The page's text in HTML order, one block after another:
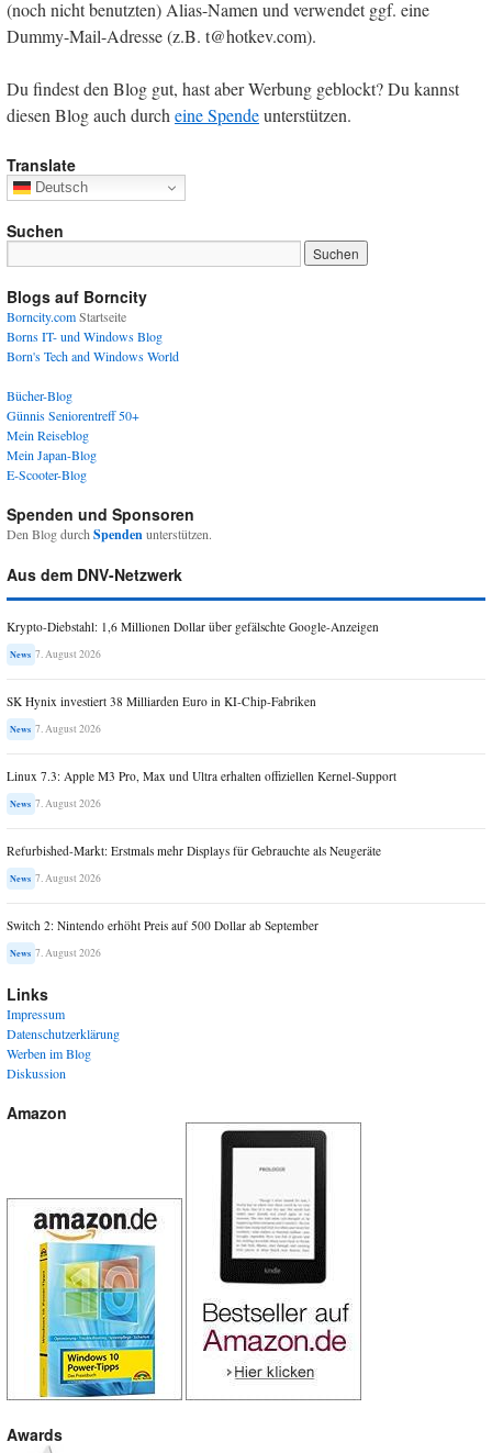
(noch nicht benutzten) Alias-Namen und verwendet ggf. eine
Dummy-Mail-Adresse (z.B. t@hotkev.com).
Du findest den Blog gut, hast aber Werbung geblockt? Du kannst
diesen Blog auch durcheine Spendeunterstützen.
Translate
Deutsch
Suchen
Blogs auf Borncity
Borncity.comStartseite
Borns IT- und Windows Blog
Born's Tech and Windows World
Bücher-Blog
Günnis Seniorentreff 50+
Mein Reiseblog
Mein Japan-Blog
E-Scooter-Blog
Spenden und Sponsoren
Den Blog durchSpendenunterstützen.
Aus dem DNV-Netzwerk
Krypto-Diebstahl: 1,6 Millionen Dollar über gefälschte Google-Anzeigen
News 7. August 2026
SK Hynix investiert 38 Milliarden Euro in KI-Chip-Fabriken
News 7. August 2026
Linux 7.3: Apple M3 Pro, Max und Ultra erhalten offiziellen Kernel-Support
News 7. August 2026
Refurbished-Markt: Erstmals mehr Displays für Gebrauchte als Neugeräte
News 7. August 2026
Switch 2: Nintendo erhöht Preis auf 500 Dollar ab September
News 7. August 2026
Links
Impressum
Datenschutzerklärung
Werben im Blog
Diskussion
Amazon
Awards